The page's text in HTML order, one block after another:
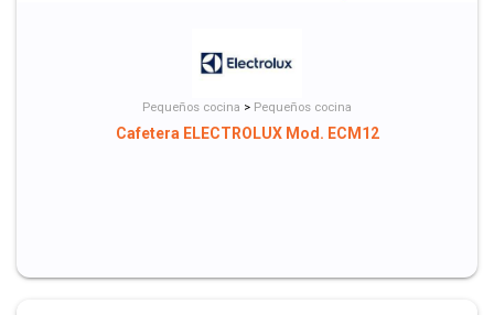
Pequeños cocina > Pequeños cocina
Cafetera ELECTROLUX Mod. ECM12